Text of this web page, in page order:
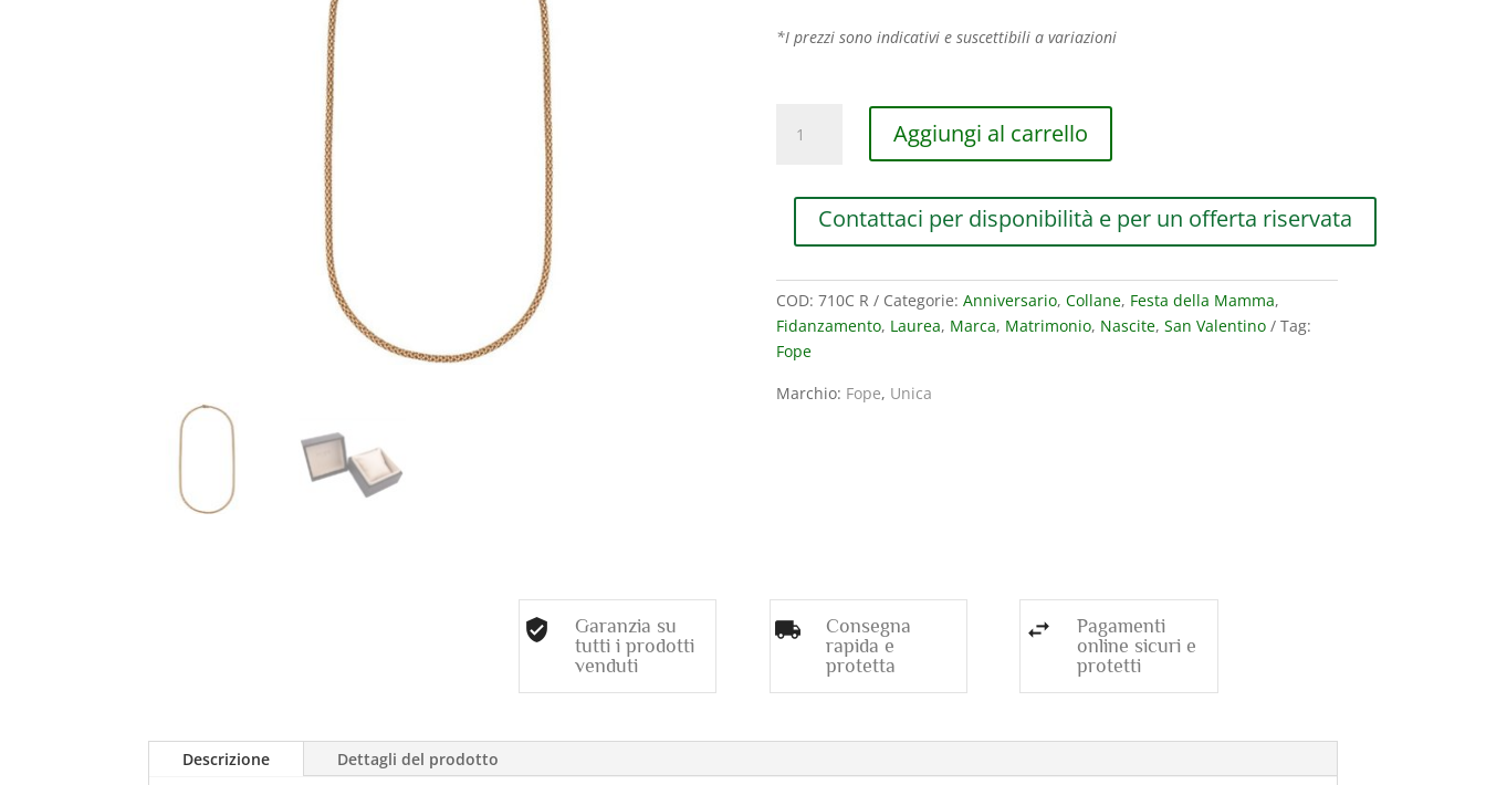
*I prezzi sono indicativi e suscettibili a variazioni
FOPE
ROSA
Aggiungi al carrello
Contattaci per disponibilità e per un offerta riservata
COD: 710C R Categorie: Anniversario, Collane, Festa della Mamma,
Fidanzamento, Laurea, Marca, Matrimonio, Nascite, San Valentino
Tag:
Fope
Marchio: Fope, Unica
Garanzia su
tutti i prodotti
venduti
Consegna
rapida e
protetta
Pagamenti
online sicuri e
protetti
Descrizione Dettagli del prodotto